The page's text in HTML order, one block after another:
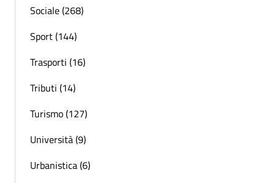
Sociale (268)
Sport (144)
Trasporti (16)
Tributi (14)
Turismo (127)
Università (9)
Urbanistica (6)